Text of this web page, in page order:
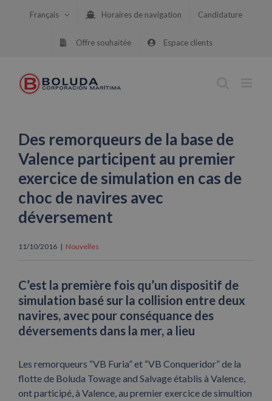
Français Horaires de navigation Candidature
Offre souhaitée Espace clients
Des remorqueurs de la base de
Valence participent au premier
exercice de simulation en cas de
choc de navires avec
déversement
11/10/2016 | Nouvelles
C’est la première fois qu’un dispositif de
simulation basé sur la collision entre deux
navires, avec pour conséquance des
déversements dans la mer, a lieu
Les remorqueurs “VB Furia” et “VB Conqueridor” de la
flotte de Boluda Towage and Salvage établis à Valence,
ont participé, à Valence, au premier exercice de simultion